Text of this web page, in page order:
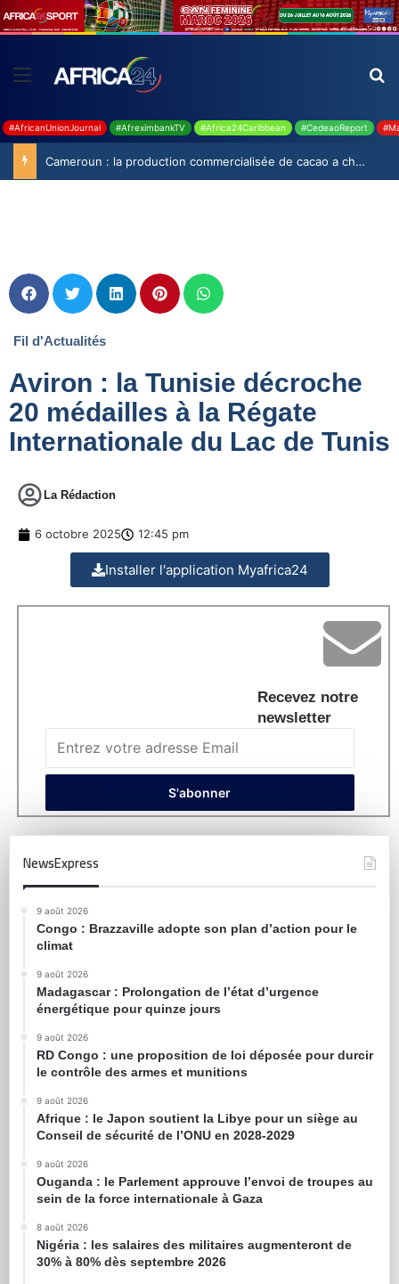
#AfricanUnionJournal #AfreximbankTV #Africa24Caribbean #CedeaoReport
Cameroun : la production commercialisée de cacao a chuté de 19,9% durant la saison 2025-2026
Fil d'Actualités
Aviron : la Tunisie décroche
20 médailles à la Régate
Internationale du Lac de Tunis
La Rédaction
6 octobre 2025 12:45 pm
Installer l'application Myafrica24
Recevez notre
newsletter
NewsExpress
9 août 2026
Congo : Brazzaville adopte son plan d’action pour le
climat
9 août 2026
Madagascar : Prolongation de l’état d’urgence
énergétique pour quinze jours
9 août 2026
RD Congo : une proposition de loi déposée pour durcir
le contrôle des armes et munitions
9 août 2026
Afrique : le Japon soutient la Libye pour un siège au
Conseil de sécurité de l’ONU en 2028-2029
9 août 2026
Ouganda : le Parlement approuve l’envoi de troupes au
sein de la force internationale à Gaza
8 août 2026
Nigéria : les salaires des militaires augmenteront de
30% à 80% dès septembre 2026